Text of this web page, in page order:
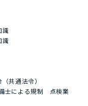
識
識
共通法令）
士による規制 点検業